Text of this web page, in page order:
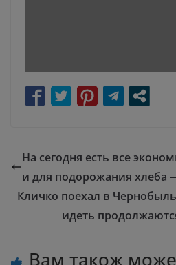
На сегодня есть все
и для подорожания хлеба
Кличко поехал в
идеть
Вам також